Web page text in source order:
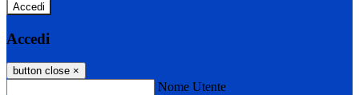
Accedi
Accedi
button close ×
Nome Utente